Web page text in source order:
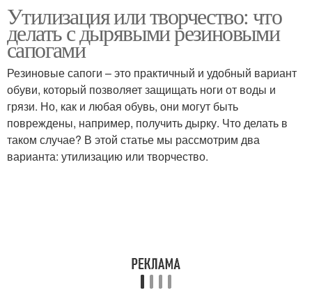
Утилизация или творчество: что
делать с дырявыми резиновыми
сапогами
Резиновые сапоги – это практичный и удобный вариант
обуви, который позволяет защищать ноги от воды и
грязи. Но, как и любая обувь, они могут быть
повреждены, например, получить дырку. Что делать в
таком случае? В этой статье мы рассмотрим два
варианта: утилизацию или творчество.